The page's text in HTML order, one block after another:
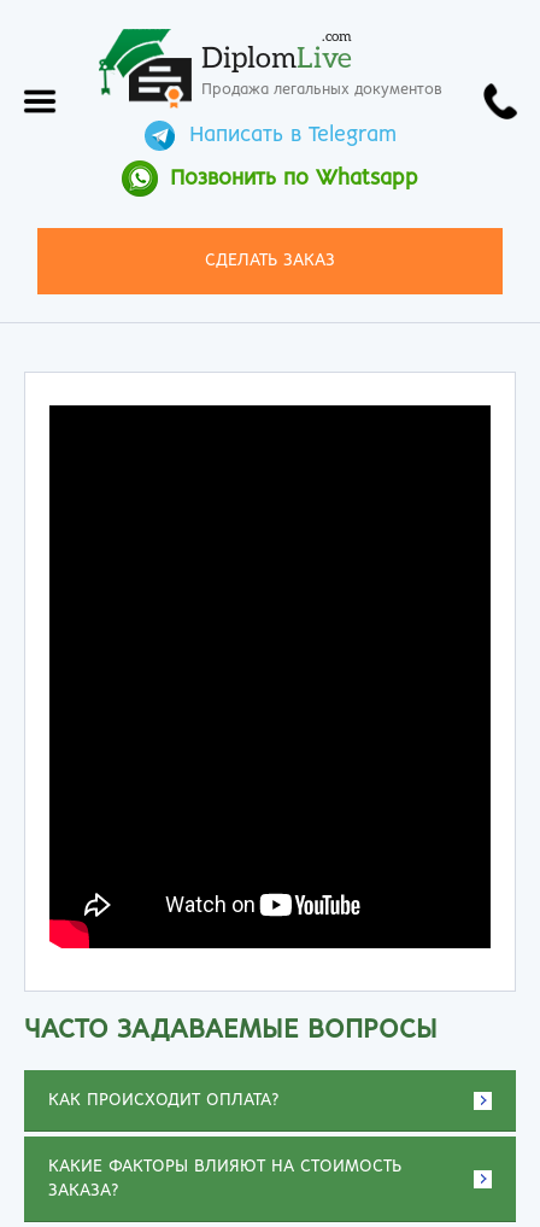
DiplomLive
.com
Продажа легальных документов
Написать в Telegram
Позвонить по Whatsapp
СДЕЛАТЬ ЗАКАЗ
ЧАСТО ЗАДАВАЕМЫЕ ВОПРОСЫ
КАК ПРОИСХОДИТ ОПЛАТА?
КАКИЕ ФАКТОРЫ ВЛИЯЮТ НА СТОИМОСТЬ
ЗАКАЗА?